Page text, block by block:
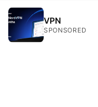
VPN
SPONSORED